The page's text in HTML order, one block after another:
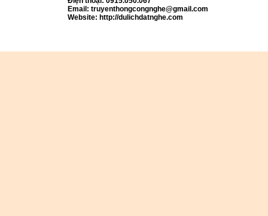
Email: truyenthongcongnghe@gmail.com
Website: http://dulichdatnghe.com